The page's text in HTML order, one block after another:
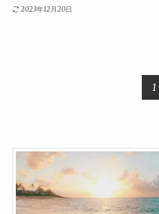
2023年12月20日
1